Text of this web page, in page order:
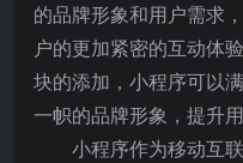
的品牌形象和用户需求
户的更加紧密的互动体
块的添加，小程序可以
一帜的品牌形象，提升
小程序作为移动互